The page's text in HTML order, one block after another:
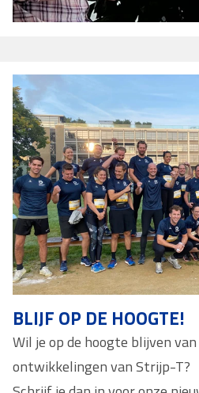
BLIJF OP DE HOOGTE!
Wil je op de hoogte blijven
ontwikkelingen van Strijp-T?